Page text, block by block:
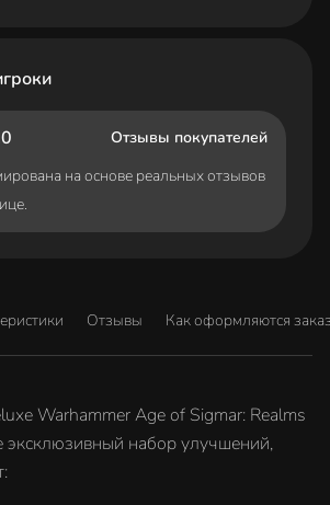
Отзывы покупателей
на основе реальных отзывов
Отзывы Как оформляются
Warhammer Age of Sigmar: Realms
эксклюзивный набор улучшений,